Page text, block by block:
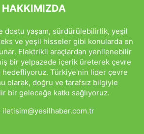
HAKKIMIZDA
dostu yaşam, sürdürülebilirlik, yeşil
ve yeşil hisseler gibi konularda en
Elektrikli araçlardan yenilenebilir
bir yelpazede içerik üreterek çevre
hedefliyoruz. Türkiye'nin lider çevre
olarak, doğru ve tarafsız bilgiyle
bir geleceğe katkı sağlıyoruz.
iletisim@yesilhaber.com.tr